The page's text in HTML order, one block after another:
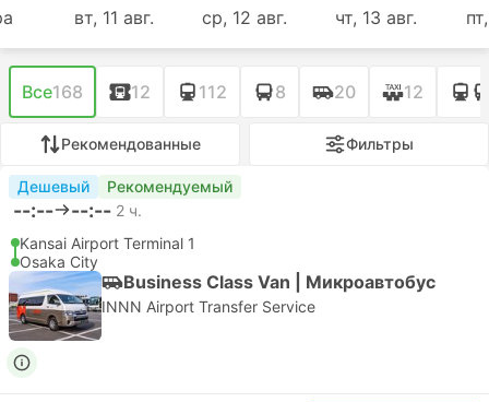
вт, 11 авг. ср, 12 авг. чт, 13 авг.
Все168 12 112 8 20 12
Рекомендованные Фильтры
Рекомендуемый
--:-- --:-- 50 м.
Кансай Аэропорт ЖД Станция
Осака
Japan Railways West